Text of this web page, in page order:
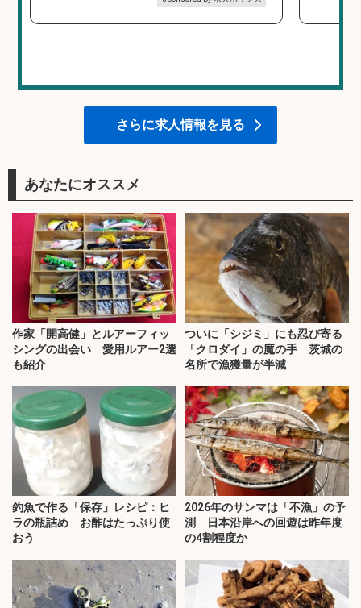
さらに求人情報を見る
あなたにオススメ
作家「開高健」とルアーフィッ
シングの出会い 愛用ルアー2選
も紹介
ついに「シジミ」にも忍び寄る
「クロダイ」の魔の手 茨城の
名所で漁獲量が半減
釣魚で作る「保存」レシピ：ヒ
ラの瓶詰め お酢はたっぷり使
おう
2026年のサンマは「不漁」の予
測 日本沿岸への回遊は昨年度
の4割程度か